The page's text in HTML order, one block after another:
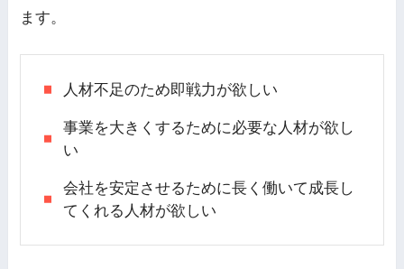
ます。
人材不足のため即戦力が欲しい
事業を大きくするために必要な人材が欲し
い
会社を安定させるために長く働いて成長し
てくれる人材が欲しい